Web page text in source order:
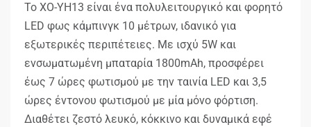
Το XO-YH13 είναι ένα πολυλειτουργικό και φορητό
LED φως κάμπινγκ 10 μέτρων, ιδανικό για
εξωτερικές περιπέτειες. Με ισχύ 5W και
ενσωματωμένη μπαταρία 1800mAh, προσφέρει
έως 7 ώρες φωτισμού με την ταινία LED και 3,5
ώρες έντονου φωτισμού με μία μόνο φόρτιση.
Διαθέτει ζεστό λευκό, κόκκινο και δυναμικά εφέ